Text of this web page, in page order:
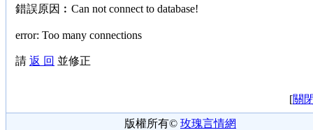
錯誤原因︰Can not connect to database!
error: Too many connections
請 返 回 並修正
[關
版權所有© 玫瑰言情網